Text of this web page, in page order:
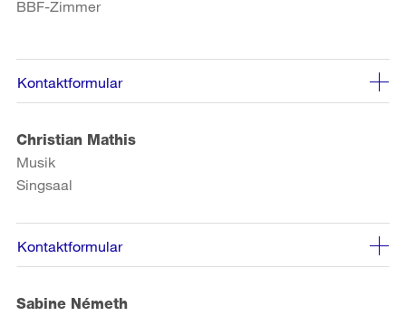
BBF-Zimmer
Kontaktformular
Christian Mathis
Musik
Singsaal
Kontaktformular
Sabine Németh